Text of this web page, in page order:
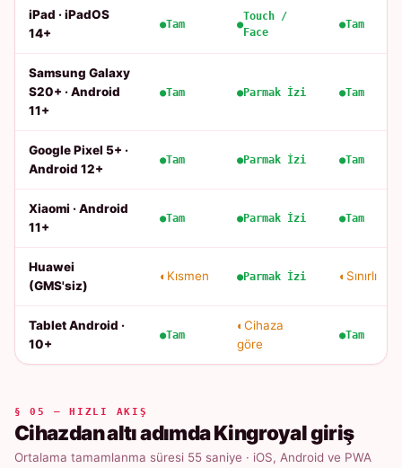
iPad · iPadOS
14+
Tam
Touch /
Face
Tam
Samsung Galaxy
S20+ · Android
11+
Tam Parmak İzi Tam
Google Pixel 5+ ·
Android 12+
Tam Parmak İzi Tam
Xiaomi · Android
11+
Tam Parmak İzi Tam
Huawei
(GMS'siz)
Kısmen Parmak İzi Sınırlı
Tablet Android ·
10+
Tam
Cihaza
göre
Tam
§ 05 — HIZLI AKIŞ
Cihazdan altı adımda Kingroyal giriş
Ortalama tamamlanma süresi 55 saniye · iOS, Android ve PWA